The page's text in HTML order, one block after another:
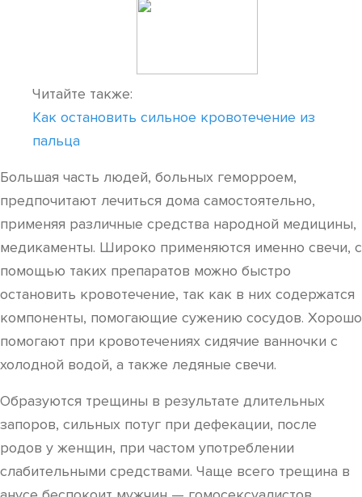
Читайте также:
Как остановить сильное кровотечение из
пальца
Большая часть людей, больных геморроем,
предпочитают лечиться дома самостоятельно,
применяя различные средства народной медицины,
медикаменты. Широко применяются именно свечи, с
помощью таких препаратов можно быстро
остановить кровотечение, так как в них содержатся
компоненты, помогающие сужению сосудов. Хорошо
помогают при кровотечениях сидячие ванночки с
холодной водой, а также ледяные свечи.
Образуются трещины в результате длительных
запоров, сильных потуг при дефекации, после
родов у женщин, при частом употреблении
слабительными средствами. Чаще всего трещина в